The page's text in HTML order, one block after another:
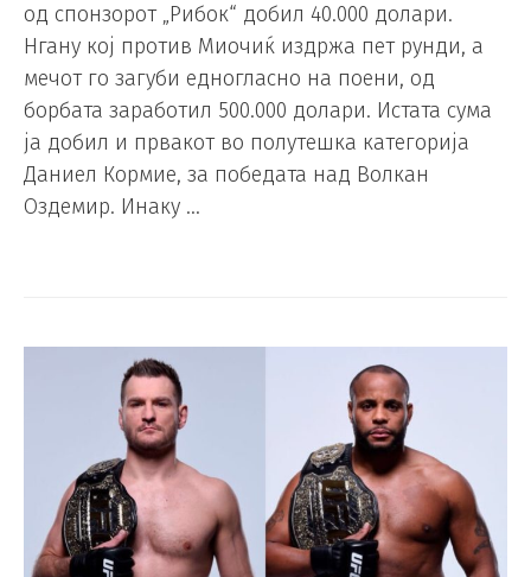
од спонзорот „Рибок“ добил 40.000 долари.
Нгану кој против Миочиќ издржа пет рунди, а
мечот го загуби едногласно на поени, од
борбата заработил 500.000 долари. Истата сума
ја добил и првакот во полутешка категорија
Даниел Кормие, за победата над Волкан
Оздемир. Инаку …